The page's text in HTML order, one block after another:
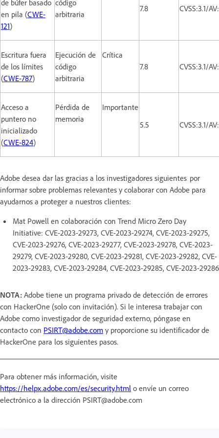
de búfer basado
en pila (CWE-
121)
código
arbitraria
7.8 CVSS:3.1/
Escritura fuera
de los límites
(CWE-787)
Ejecución de
código
arbitraria
Crítica
7.8
CVSS:3.1/
Acceso a
puntero no
inicializado
(CWE-824)
Pérdida de
memoria
Importante
5.5
CVSS:3.1/
Adobe desea dar las gracias a los investigadores siguientes por
informar sobre problemas relevantes y colaborar con Adobe para
ayudarnos a proteger a nuestros clientes:
Mat Powell en colaboración con Trend Micro Zero Day
Initiative: CVE-2023-29273, CVE-2023-29274, CVE-2023-29275,
CVE-2023-29276, CVE-2023-29277, CVE-2023-29278, CVE-2023-
29279, CVE-2023-29280, CVE-2023-29281, CVE-2023-29282, CVE-
2023-29283, CVE-2023-29284, CVE-2023-29285, CVE-2023-29286
NOTA: Adobe tiene un programa privado de detección de errores
con HackerOne (solo con invitación). Si le interesa trabajar con
Adobe como investigador de seguridad externo, póngase en
contacto con PSIRT@adobe.com y proporcione su identificador de
HackerOne para los siguientes pasos.
Para obtener más información, visite
https://helpx.adobe.com/es/security.html o envíe un correo
electrónico a la dirección PSIRT@adobe.com